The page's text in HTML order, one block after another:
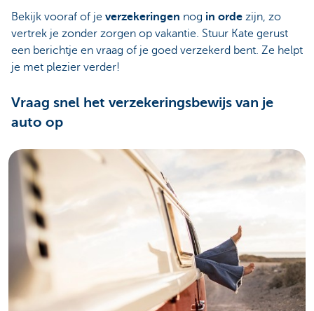
Bekijk vooraf of je verzekeringen nog in orde zijn, zo
vertrek je zonder zorgen op vakantie. Stuur Kate gerust
een berichtje en vraag of je goed verzekerd bent. Ze helpt
je met plezier verder!
Vraag snel het verzekeringsbewijs van je
auto op